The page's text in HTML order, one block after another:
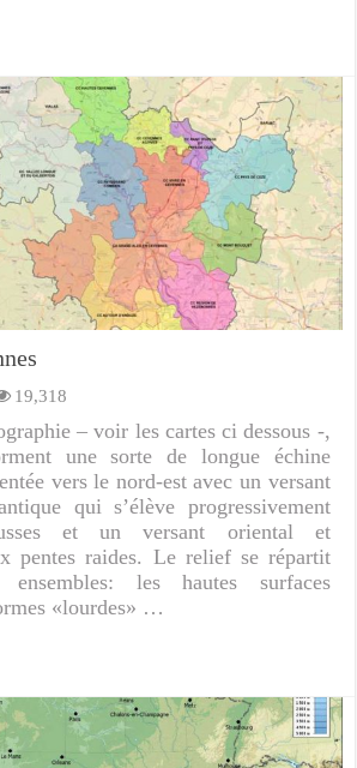
19,318
– voir les cartes ci dessous -,
une sorte de longue échine
vers le nord-est avec un versant
qui s’élève progressivement
et un versant oriental et
pentes raides. Le relief se répartit
les hautes surfaces
«lourdes» …